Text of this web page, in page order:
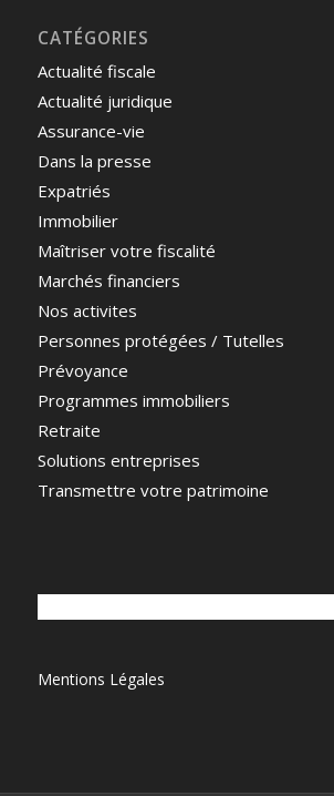
CATÉGORIES
Actualité fiscale
Actualité juridique
Assurance-vie
Dans la presse
Expatriés
Immobilier
Maîtriser votre fiscalité
Marchés financiers
Nos activites
Personnes protégées / Tutelles
Prévoyance
Programmes immobiliers
Retraite
Solutions entreprises
Transmettre votre patrimoine
Mentions Légales